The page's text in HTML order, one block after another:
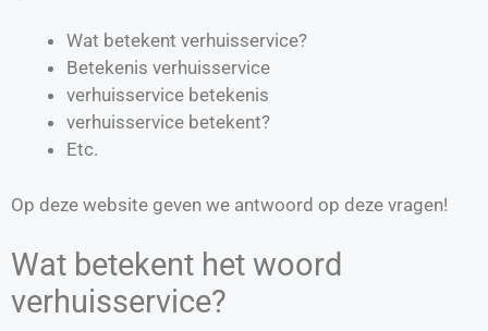
Wat betekent verhuisservice?
Betekenis verhuisservice
verhuisservice betekenis
verhuisservice betekent?
Etc.
Op deze website geven we antwoord op deze vragen!
Wat betekent het woord
verhuisservice?